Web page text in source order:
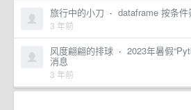
旅行中的小刀 · dataframe 按条
3 年前
风度翩翩的排球 · 2023年暑假
消息
3 年前